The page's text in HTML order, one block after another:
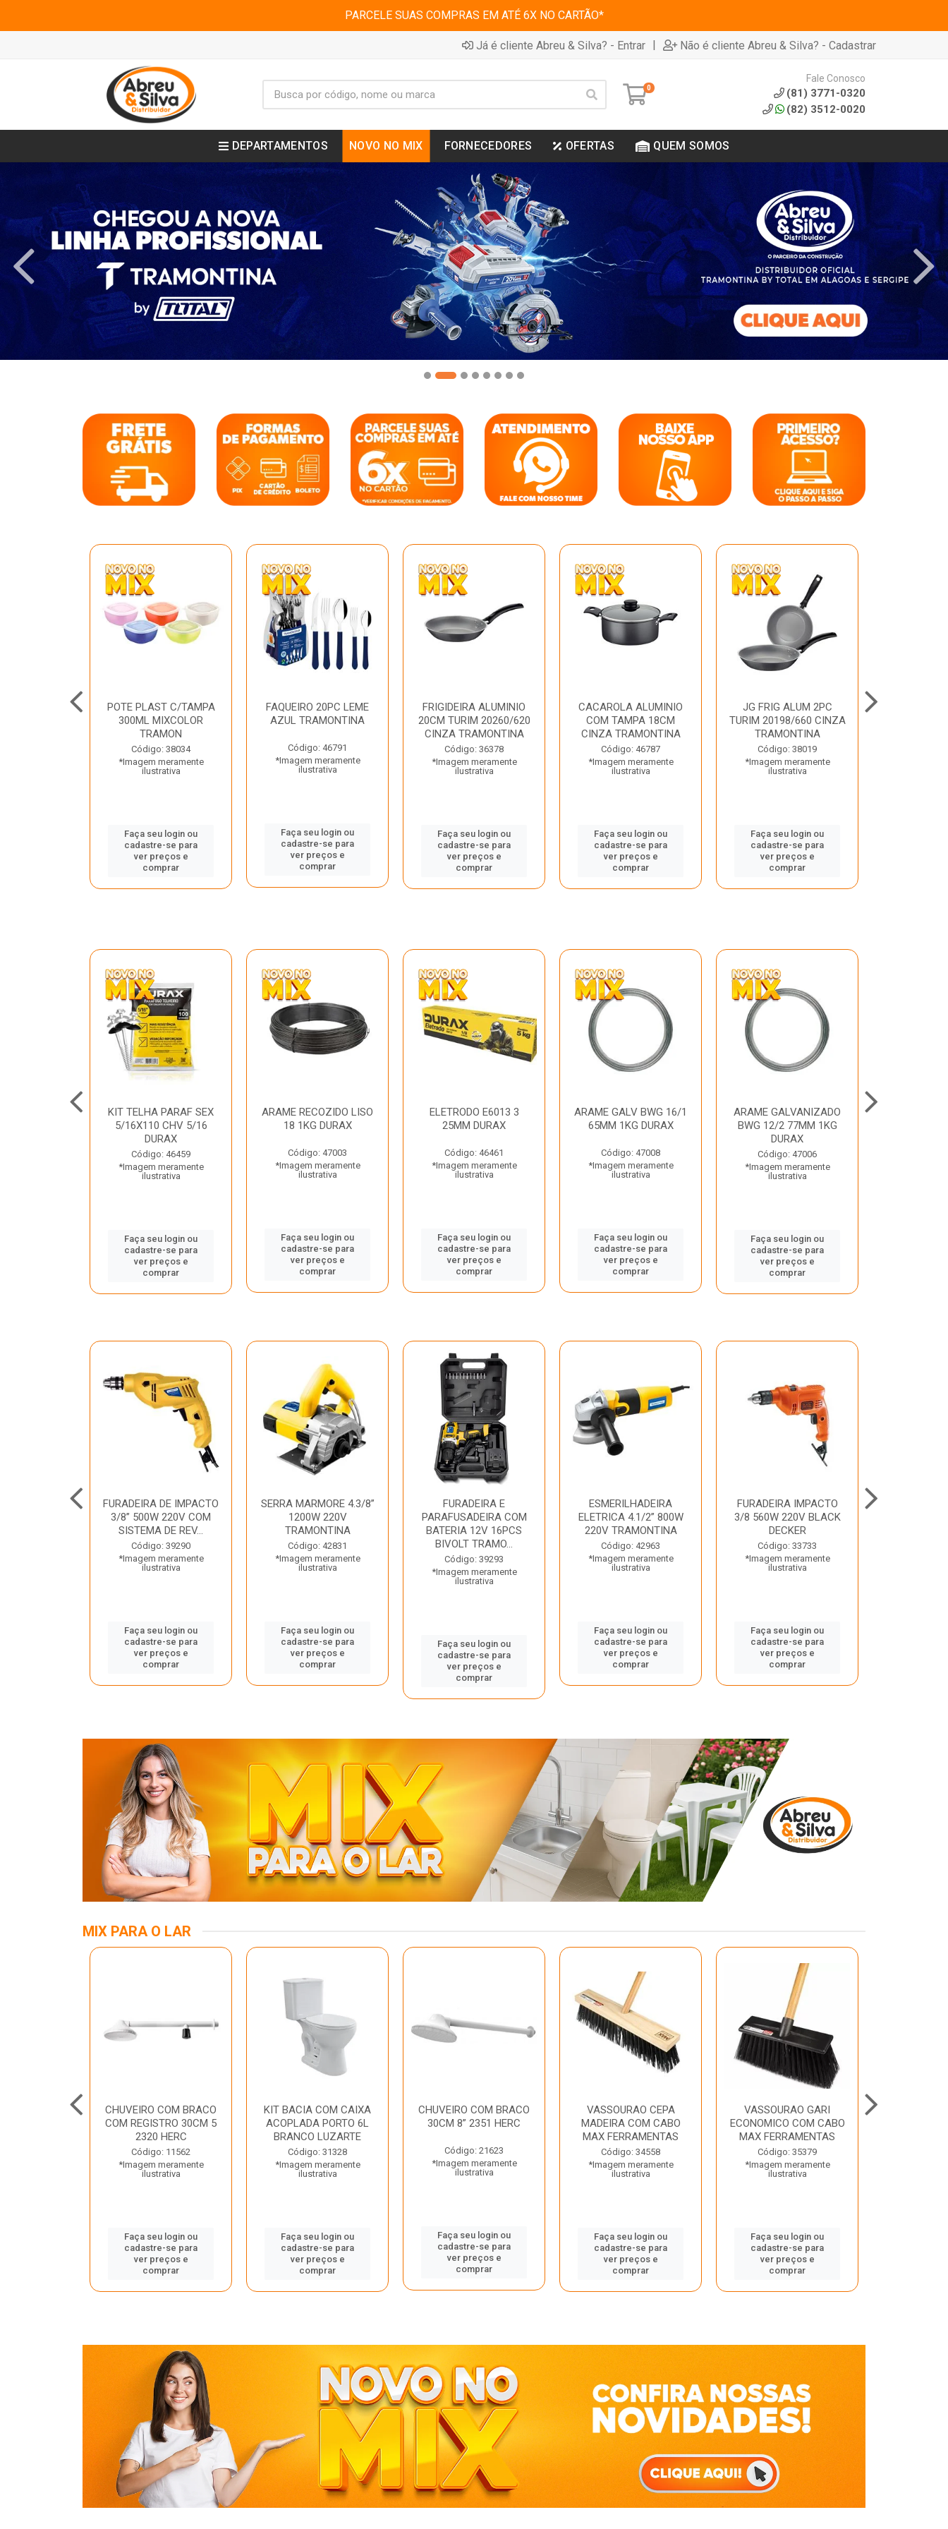
PARCELE SUAS COMPRAS EM ATÉ 6X NO CARTÃO*
Já é cliente Abreu & Silva? - Entrar | Não é cliente Abreu & Silva? - Cadastrar
0
Fale Conosco
(81) 3771-0320
(82) 3512-0020
DEPARTAMENTOS NOVO NO MIX FORNECEDORES OFERTAS QUEM SOMOS
POTE PLAST C/TAMPA
300ML MIXCOLOR
TRAMON
Código: 38034
*Imagem meramente
ilustrativa
Faça seu login ou
cadastre-se para
ver preços e
comprar
FAQUEIRO 20PC LEME
AZUL TRAMONTINA
Código: 46791
*Imagem meramente
ilustrativa
Faça seu login ou
cadastre-se para
ver preços e
comprar
FRIGIDEIRA ALUMINIO
20CM TURIM 20260/620
CINZA TRAMONTINA
Código: 36378
*Imagem meramente
ilustrativa
Faça seu login ou
cadastre-se para
ver preços e
comprar
CACAROLA ALUMINIO
COM TAMPA 18CM
CINZA TRAMONTINA
Código: 46787
*Imagem meramente
ilustrativa
Faça seu login ou
cadastre-se para
ver preços e
comprar
JG FRIG ALUM 2PC
TURIM 20198/660 CINZA
TRAMONTINA
Código: 38019
*Imagem meramente
ilustrativa
Faça seu login ou
cadastre-se para
ver preços e
comprar
KIT TELHA PARAF SEX
5/16X110 CHV 5/16
DURAX
Código: 46459
*Imagem meramente
ilustrativa
Faça seu login ou
cadastre-se para
ver preços e
comprar
ARAME RECOZIDO LISO
18 1KG DURAX
Código: 47003
*Imagem meramente
ilustrativa
Faça seu login ou
cadastre-se para
ver preços e
comprar
ELETRODO E6013 3
25MM DURAX
Código: 46461
*Imagem meramente
ilustrativa
Faça seu login ou
cadastre-se para
ver preços e
comprar
ARAME GALV BWG 16/1
65MM 1KG DURAX
Código: 47008
*Imagem meramente
ilustrativa
Faça seu login ou
cadastre-se para
ver preços e
comprar
ARAME GALVANIZADO
BWG 12/2 77MM 1KG
DURAX
Código: 47006
*Imagem meramente
ilustrativa
Faça seu login ou
cadastre-se para
ver preços e
comprar
FURADEIRA DE IMPACTO
3/8” 500W 220V COM
SISTEMA DE REV...
Código: 39290
*Imagem meramente
ilustrativa
Faça seu login ou
cadastre-se para
ver preços e
comprar
SERRA MARMORE 4.3/8”
1200W 220V
TRAMONTINA
Código: 42831
*Imagem meramente
ilustrativa
Faça seu login ou
cadastre-se para
ver preços e
comprar
FURADEIRA E
PARAFUSADEIRA COM
BATERIA 12V 16PCS
BIVOLT TRAMO...
Código: 39293
*Imagem meramente
ilustrativa
Faça seu login ou
cadastre-se para
ver preços e
comprar
ESMERILHADEIRA
ELETRICA 4.1/2” 800W
220V TRAMONTINA
Código: 42963
*Imagem meramente
ilustrativa
Faça seu login ou
cadastre-se para
ver preços e
comprar
FURADEIRA IMPACTO
3/8 560W 220V BLACK
DECKER
Código: 33733
*Imagem meramente
ilustrativa
Faça seu login ou
cadastre-se para
ver preços e
comprar
MIX PARA O LAR
CHUVEIRO COM BRACO
COM REGISTRO 30CM 5
2320 HERC
Código: 11562
*Imagem meramente
ilustrativa
Faça seu login ou
cadastre-se para
ver preços e
comprar
KIT BACIA COM CAIXA
ACOPLADA PORTO 6L
BRANCO LUZARTE
Código: 31328
*Imagem meramente
ilustrativa
Faça seu login ou
cadastre-se para
ver preços e
comprar
CHUVEIRO COM BRACO
30CM 8” 2351 HERC
Código: 21623
*Imagem meramente
ilustrativa
Faça seu login ou
cadastre-se para
ver preços e
comprar
VASSOURAO CEPA
MADEIRA COM CABO
MAX FERRAMENTAS
Código: 34558
*Imagem meramente
ilustrativa
Faça seu login ou
cadastre-se para
ver preços e
comprar
VASSOURAO GARI
ECONOMICO COM CABO
MAX FERRAMENTAS
Código: 35379
*Imagem meramente
ilustrativa
Faça seu login ou
cadastre-se para
ver preços e
comprar